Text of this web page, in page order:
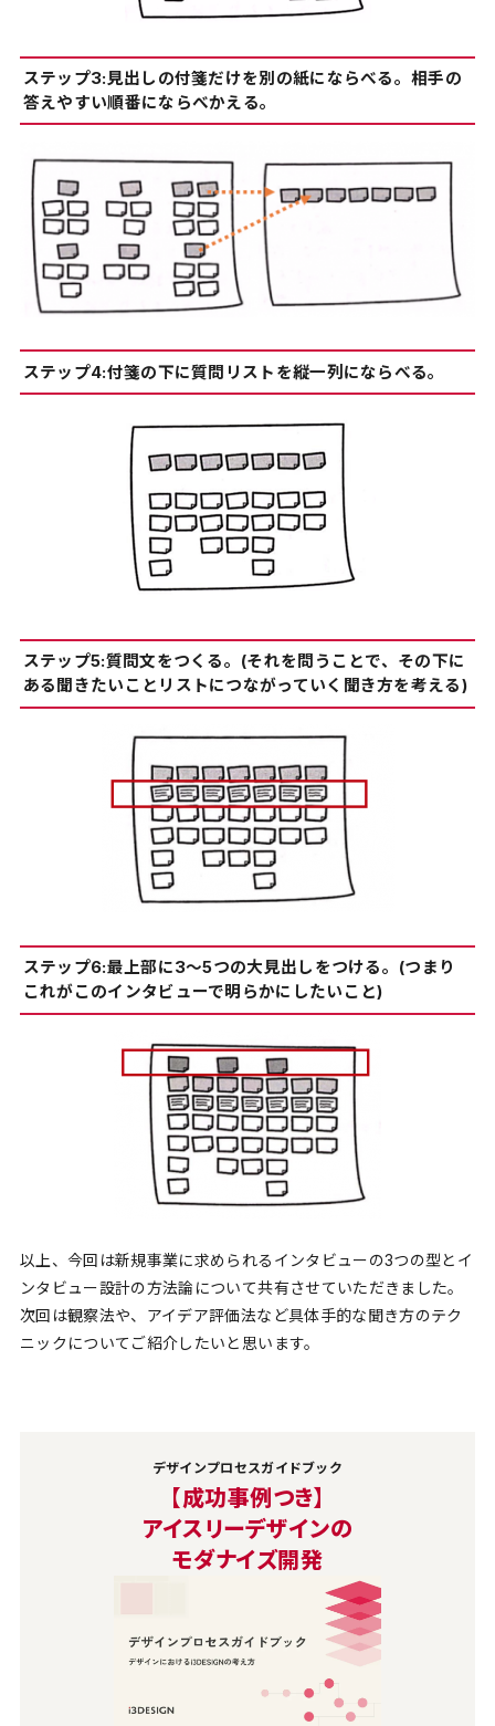
ステップ3:見出しの付箋だけを別の紙にならべる。相手の
答えやすい順番にならべかえる。
ステップ4:付箋の下に質問リストを縦一列にならべる。
ステップ5:質問文をつくる。(それを問うことで、その下に
ある聞きたいことリストにつながっていく聞き方を考える)
ステップ6:最上部に3〜5つの大見出しをつける。(つまり
これがこのインタビューで明らかにしたいこと)
以上、今回は新規事業に求められるインタビューの3つの型とイ
ンタビュー設計の方法論について共有させていただきました。
次回は観察法や、アイデア評価法など具体手的な聞き方のテク
ニックについてご紹介したいと思います。
デザインプロセスガイドブック
【成功事例つき】
アイスリーデザインの
モダナイズ開発